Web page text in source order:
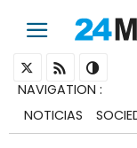
NAVIGATION :
NOTICIAS